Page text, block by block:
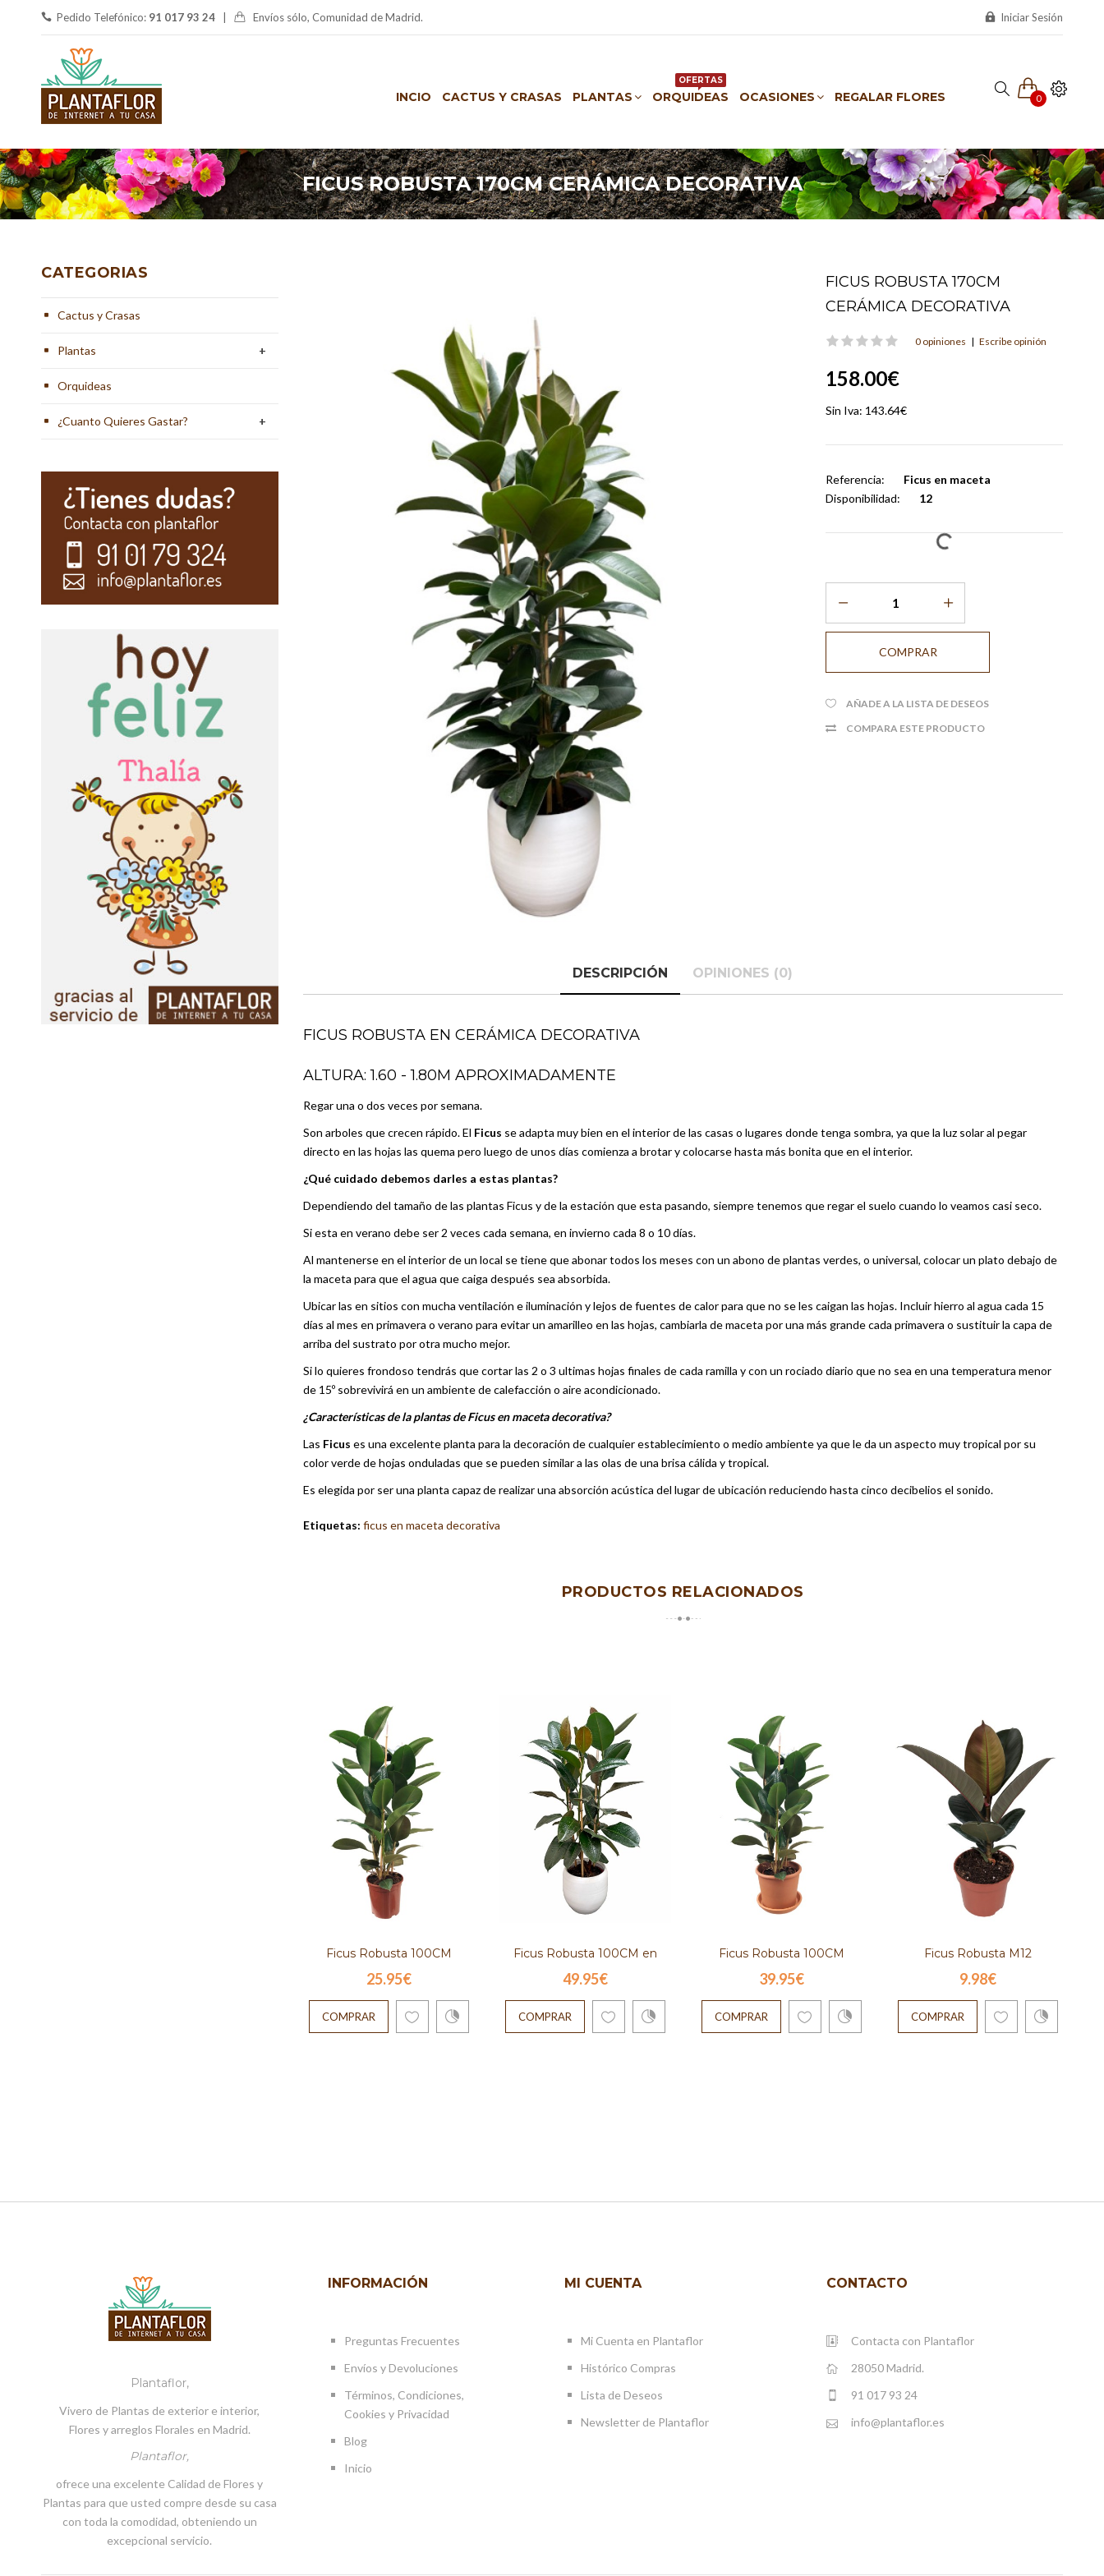
Pedido Telefónico: 91 017 93 24 Envíos sólo, Comunidad de Madrid. Iniciar Sesión
0
INCIO CACTUS Y CRASAS PLANTAS ORQUIDEAS
OFERTAS
OCASIONES REGALAR FLORES
FICUS ROBUSTA 170CM CERÁMICA DECORATIVA
CATEGORIAS
Cactus y Crasas
Plantas +
Orquideas
¿Cuanto Quieres Gastar? +
FICUS ROBUSTA 170CM
CERÁMICA DECORATIVA
0 opiniones |Escribe opinión
158.00€
Sin Iva: 143.64€
Referencia:
Ficus en maceta
Disponibilidad:
12
AÑADE A LA LISTA DE DESEOS
COMPARA ESTE PRODUCTO
DESCRIPCIÓN OPINIONES (0)
FICUS ROBUSTA EN CERÁMICA DECORATIVA
ALTURA: 1.60 - 1.80M APROXIMADAMENTE
Regar una o dos veces por semana.
Son arboles que crecen rápido. El Ficus se adapta muy bien en el interior de las casas o lugares donde tenga sombra, ya que la luz solar al pegar
directo en las hojas las quema pero luego de unos días comienza a brotar y colocarse hasta más bonita que en el interior.
¿Qué cuidado debemos darles a estas plantas?
Dependiendo del tamaño de las plantas Ficus y de la estación que esta pasando, siempre tenemos que regar el suelo cuando lo veamos casi seco.
Si esta en verano debe ser 2 veces cada semana, en invierno cada 8 o 10 días.
Al mantenerse en el interior de un local se tiene que abonar todos los meses con un abono de plantas verdes, o universal, colocar un plato debajo de
la maceta para que el agua que caiga después sea absorbida.
Ubicar las en sitios con mucha ventilación e iluminación y lejos de fuentes de calor para que no se les caigan las hojas. Incluir hierro al agua cada 15
días al mes en primavera o verano para evitar un amarilleo en las hojas, cambiarla de maceta por una más grande cada primavera o sustituir la capa de
arriba del sustrato por otra mucho mejor.
Si lo quieres frondoso tendrás que cortar las 2 o 3 ultimas hojas finales de cada ramilla y con un rociado diario que no sea en una temperatura menor
de 15º sobrevivirá en un ambiente de calefacción o aire acondicionado.
¿Características de la plantas de Ficus en maceta decorativa?
Las Ficus es una excelente planta para la decoración de cualquier establecimiento o medio ambiente ya que le da un aspecto muy tropical por su
color verde de hojas onduladas que se pueden similar a las olas de una brisa cálida y tropical.
Es elegida por ser una planta capaz de realizar una absorción acústica del lugar de ubicación reduciendo hasta cinco decibelios el sonido.
Etiquetas: ficus en maceta decorativa
PRODUCTOS RELACIONADOS
Ficus Robusta 100CM
25.95€
COMPRAR
Ficus Robusta 100CM en
cerámica Blanca
49.95€
COMPRAR
Ficus Robusta 100CM
Maceta de barro
(DISPONIBLE SOLO PARA
MADRID)
39.95€
COMPRAR
Ficus Robusta M12
9.98€
COMPRAR
Plantaflor,
Vivero de Plantas de exterior e interior,
Flores y arreglos Florales en Madrid.
Plantaflor,
ofrece una excelente Calidad de Flores y
Plantas para que usted compre desde su casa
con toda la comodidad, obteniendo un
excepcional servicio.
INFORMACIÓN
Preguntas Frecuentes
Envíos y Devoluciones
Términos, Condiciones,
Cookies y Privacidad
Blog
Inicio
MI CUENTA
Mi Cuenta en Plantaflor
Histórico Compras
Lista de Deseos
Newsletter de Plantaflor
CONTACTO
Contacta con Plantaflor
28050 Madrid.
91 017 93 24
info@plantaflor.es